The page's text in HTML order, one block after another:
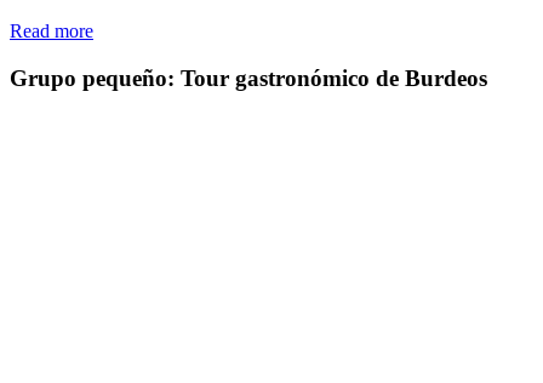
Read more
Grupo pequeño: Tour gastronómico de Burdeos